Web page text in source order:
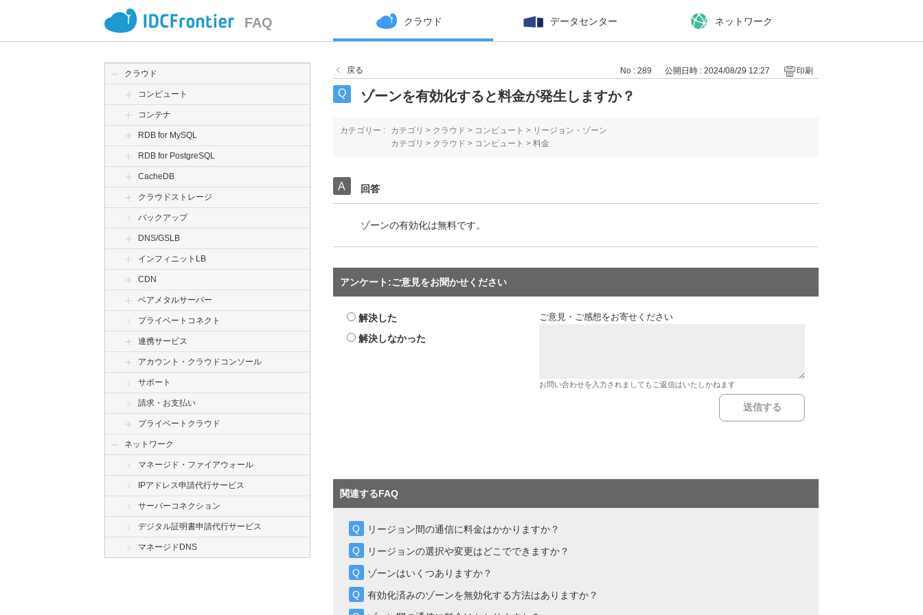
FAQ クラウド データセンター ネットワーク
クラウド
コンピュート
コンテナ
RDB for MySQL
RDB for PostgreSQL
CacheDB
クラウドストレージ
バックアップ
DNS/GSLB
インフィニットLB
CDN
ベアメタルサーバー
プライベートコネクト
連携サービス
アカウント・クラウドコンソール
サポート
請求・お支払い
プライベートクラウド
ネットワーク
マネージド・ファイアウォール
IPアドレス申請代行サービス
サーバーコネクション
デジタル証明書申請代行サービス
マネージドDNS
戻る No : 289 公開日時 : 2024/08/29 12:27 印刷
ゾーンを有効化すると料金が発生しますか？
カテゴリー : カテゴリ > クラウド > コンピュート > リージョン・ゾーン
カテゴリ > クラウド > コンピュート > 料金
回答
ゾーンの有効化は無料です。
アンケート:ご意見をお聞かせください
解決した
解決しなかった
ご意見・ご感想をお寄せください
お問い合わせを入力されましてもご返信はいたしかねます
関連するFAQ
リージョン間の通信に料金はかかりますか？
リージョンの選択や変更はどこでできますか？
ゾーンはいくつありますか？
有効化済みのゾーンを無効化する方法はありますか？